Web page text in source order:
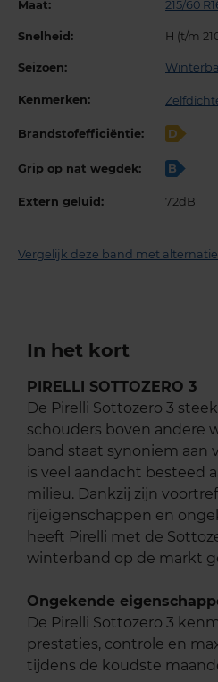
Maat: 215/60
Snelheid: H (t/m
Seizoen:
Kenmerken:
Brandstofefficiëntie: D
Grip op nat wegdek: B
Extern geluid: 72dB
Vergelijk deze band met
In het kort
PIRELLI SOTTOZERO 3
De Pirelli Sottozero 3
schouders boven andere
band staat synoniem aan
is veel aandacht besteed
milieu. Dankzij zijn
rijeigenschappen en
heeft Pirelli met de
winterband op de markt
Ongekende
De Pirelli Sottozero 3
prestaties, controle en
tijdens de koudste